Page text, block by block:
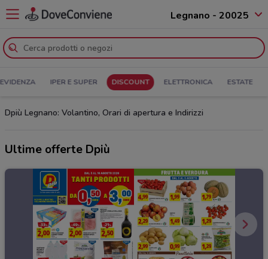
Legnano - 20025
IPER E SUPER DISCOUNT ELETTRONICA ESTATE
Dpiù Legnano: Volantino, Orari di apertura e Indirizzi
Ultime offerte Dpiù